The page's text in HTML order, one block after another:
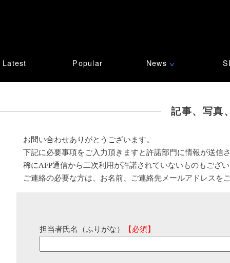
Latest Popular News ∨
記事、写真
お問い合わせありがとうございます。
下記に必要事項をご入力頂きますと許諾部門に情報が送信
稀にAFP通信から二次利用が許諾されていないものもござ
ご連絡の必要な方は、お名前、ご連絡先メールアドレスを
担当者氏名（ふりがな） 【必須】